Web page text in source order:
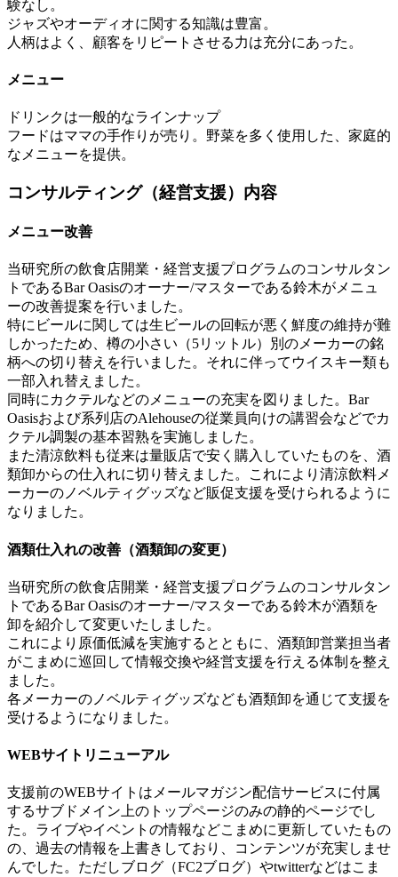
験なし。
ジャズやオーディオに関する知識は豊富。
人柄はよく、顧客をリピートさせる力は充分にあった。
メニュー
ドリンクは一般的なラインナップ
フードはママの手作りが売り。野菜を多く使用した、家庭的
なメニューを提供。
コンサルティング（経営支援）内容
メニュー改善
当研究所の飲食店開業・経営支援プログラムのコンサルタン
トであるBar Oasisのオーナー/マスターである鈴木がメニュ
ーの改善提案を行いました。
特にビールに関しては生ビールの回転が悪く鮮度の維持が難
しかったため、樽の小さい（5リットル）別のメーカーの銘
柄への切り替えを行いました。それに伴ってウイスキー類も
一部入れ替えました。
同時にカクテルなどのメニューの充実を図りました。Bar
Oasisおよび系列店のAlehouseの従業員向けの講習会などでカ
クテル調製の基本習熟を実施しました。
また清涼飲料も従来は量販店で安く購入していたものを、酒
類卸からの仕入れに切り替えました。これにより清涼飲料メ
ーカーのノベルティグッズなど販促支援を受けられるように
なりました。
酒類仕入れの改善（酒類卸の変更）
当研究所の飲食店開業・経営支援プログラムのコンサルタン
トであるBar Oasisのオーナー/マスターである鈴木が酒類を
卸を紹介して変更いたしました。
これにより原価低減を実施するとともに、酒類卸営業担当者
がこまめに巡回して情報交換や経営支援を行える体制を整え
ました。
各メーカーのノベルティグッズなども酒類卸を通じて支援を
受けるようになりました。
WEBサイトリニューアル
支援前のWEBサイトはメールマガジン配信サービスに付属
するサブドメイン上のトップページのみの静的ページでし
た。ライブやイベントの情報などこまめに更新していたもの
の、過去の情報を上書きしており、コンテンツが充実しませ
んでした。ただしブログ（FC2ブログ）やtwitterなどはこま